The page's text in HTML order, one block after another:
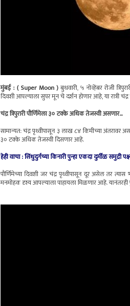
मुंबई : ( Super Moon )बुधवारी, ५ नोव्हेंबर रोजी
दिवशी आपल्याला सुपर मून चे दर्शन होणार आहे, या रात्री
चंद्र त्रिपुरारी पौर्णिमेला ३० टक्के अधिक तेजस्वी असणार...
सामान्यत: चंद्र पृथ्वीपासून ३ लाख ८४ किमीच्या अंतरावर
३० टक्के अधिक तेजस्वी दिसणार आहे.
हेही वाचा :सिंधुदुर्गच्या किनारी पुन्हा एकदा दुर्मीळ समुद्री
पौर्णिमेच्या दिवशी जर चंद्र पृथ्वीपासून दूर असेल तर
मनमोहक दृश्य आपल्याला पाहायला मिळणार आहे.